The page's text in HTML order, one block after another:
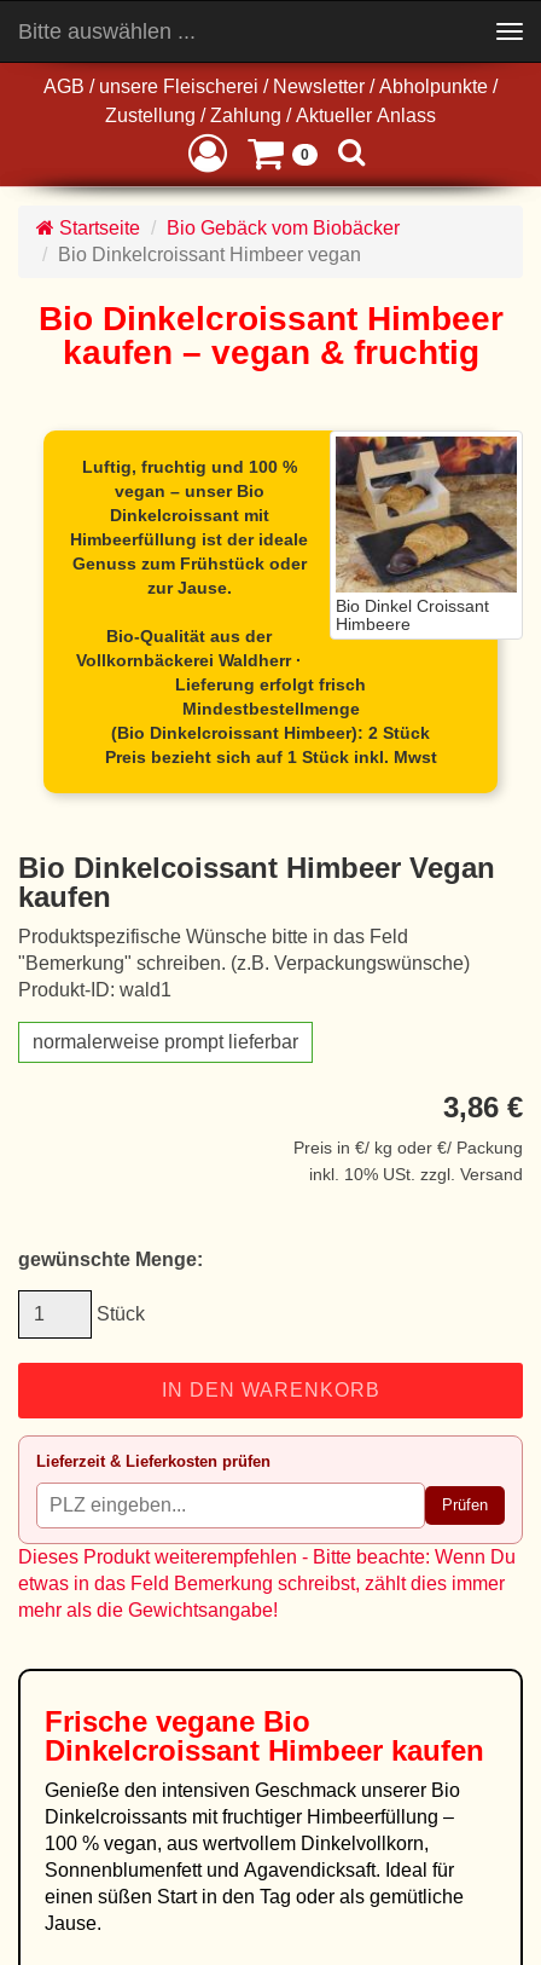
AGB / unsere Fleischerei / Newsletter / Abholpunkte /
Zustellung / Zahlung / Aktueller Anlass
0
Bitte auswählen ...
navigation
Startseite
Bio Gebäck vom Biobäcker
Bio Dinkelcroissant Himbeer vegan
Bio Dinkelcroissant Himbeer
kaufen – vegan & fruchtig
Bio Dinkel Croissant
Himbeere
Luftig, fruchtig und 100 %
vegan – unser Bio
Dinkelcroissant mit
Himbeerfüllung ist der ideale
Genuss zum Frühstück oder
zur Jause.
Bio-Qualität aus der
Vollkornbäckerei Waldherr ·
Lieferung erfolgt frisch
Mindestbestellmenge
(Bio Dinkelcroissant Himbeer): 2 Stück
Preis bezieht sich auf 1 Stück inkl. Mwst
Bio Dinkelcoissant Himbeer Vegan
kaufen
Produktspezifische Wünsche bitte in das Feld
"Bemerkung" schreiben. (z.B. Verpackungswünsche)
Produkt-ID: wald1
normalerweise prompt lieferbar
3,86 €
Preis in €/ kg oder €/ Packung
inkl. 10% USt. zzgl. Versand
gewünschte Menge:
Stück
IN DEN WARENKORB
Lieferzeit & Lieferkosten prüfen
Prüfen
Dieses Produkt weiterempfehlen - Bitte beachte: Wenn Du
etwas in das Feld Bemerkung schreibst, zählt dies immer
mehr als die Gewichtsangabe!
Frische vegane Bio
Dinkelcroissant Himbeer kaufen
Genieße den intensiven Geschmack unserer Bio
Dinkelcroissants mit fruchtiger Himbeerfüllung –
100 % vegan, aus wertvollem Dinkelvollkorn,
Sonnenblumenfett und Agavendicksaft. Ideal für
einen süßen Start in den Tag oder als gemütliche
Jause.